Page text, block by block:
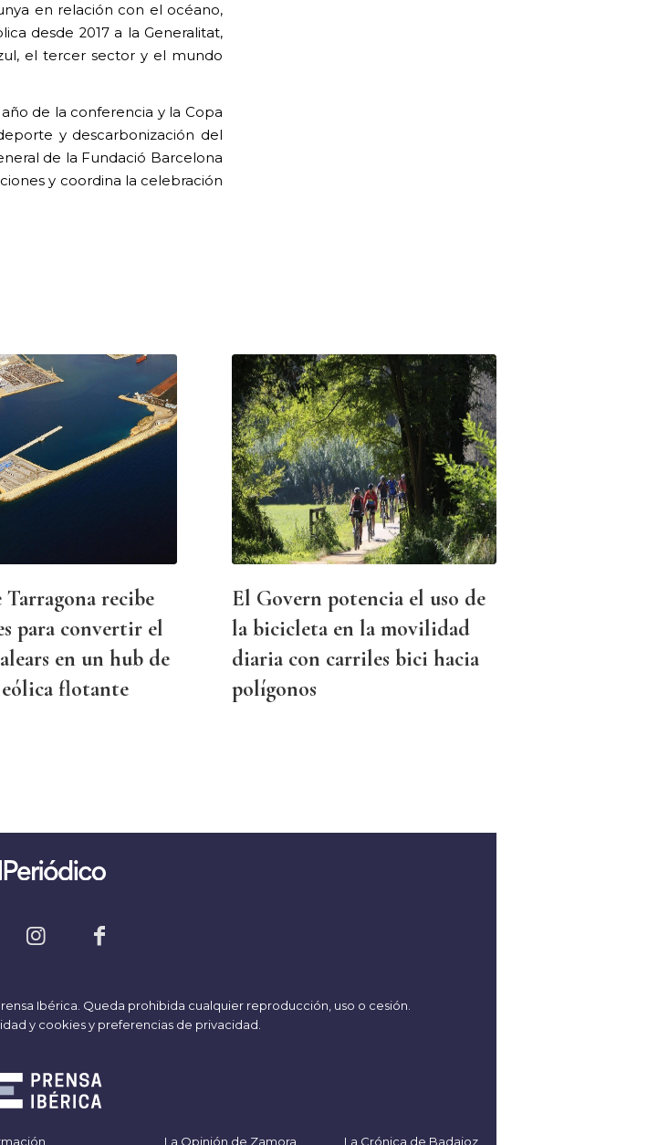
en relación con el océano,
desde 2017 a la Generalitat,
el tercer sector y el mundo
de la conferencia y la Copa
y descarbonización del
de la Fundació Barcelona
y coordina la celebración
recibe
para convertir el
en un hub de
flotante
El Govern potencia el uso de
la bicicleta en la movilidad
diaria con carriles bici hacia
polígonos
Ibérica. Queda prohibida cualquier reproducción, uso o cesión.
y cookiesy preferencias de privacidad
La Opinión de Zamora La Crónica de Badajoz